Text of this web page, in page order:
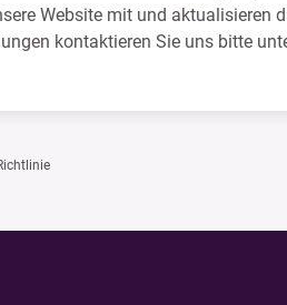
Website mit und aktualisieren
kontaktieren Sie uns bitte